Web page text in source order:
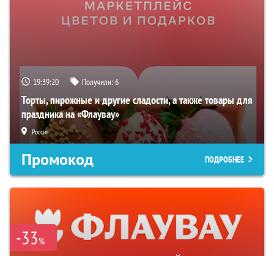
19:39:19 Получили:6
Торты, пирожные и другие сладости, а также товары для
праздника на «Флаувау»
Россия
Промокод ПОДРОБНЕЕ
-33%